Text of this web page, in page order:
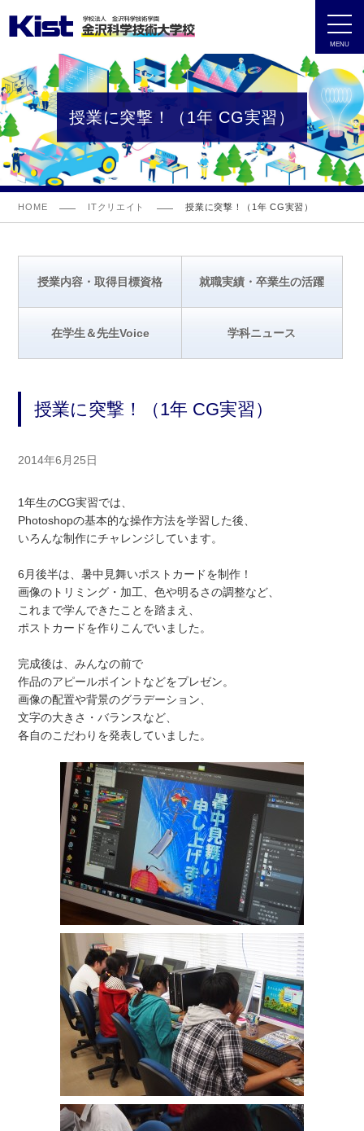
MENU
授業に突撃！（1年 CG実習）
HOME ITクリエイト 授業に突撃！（1年 CG実習）
授業内容・取得目標資格 就職実績・卒業生の活躍
在学生＆先生Voice 学科ニュース
授業に突撃！（1年 CG実習）
2014年6月25日
1年生のCG実習では、
Photoshopの基本的な操作方法を学習した後、
いろんな制作にチャレンジしています。
6月後半は、暑中見舞いポストカードを制作！
画像のトリミング・加工、色や明るさの調整など、
これまで学んできたことを踏まえ、
ポストカードを作りこんでいました。
完成後は、みんなの前で
作品のアピールポイントなどをプレゼン。
画像の配置や背景のグラデーション、
文字の大きさ・バランスなど、
各自のこだわりを発表していました。